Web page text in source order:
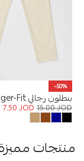
-50%
بنطلون رجالي Jogger-Fit
15.00JOD
7.50JOD
منتجات